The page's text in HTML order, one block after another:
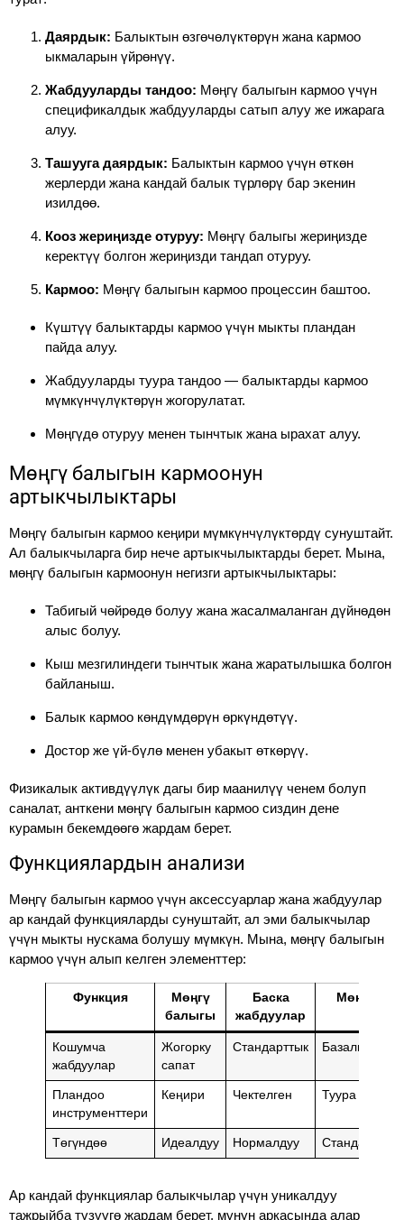
Даярдык: Балыктын өзгөчөлүктөрүн жана кармоо
ыкмаларын үйрөнүү.
Жабдууларды тандоо: Мөңгү балыгын кармоо үчүн
спецификалдык жабдууларды сатып алуу же ижарага
алуу.
Ташууга даярдык: Балыктын кармоо үчүн өткөн
жерлерди жана кандай балык түрлөрү бар экенин
изилдөө.
Кооз жериңизде отуруу: Мөңгү балыгы жериңизде
керектүү болгон жериңизди тандап отуруу.
Кармоо: Мөңгү балыгын кармоо процессин баштоо.
Күштүү балыктарды кармоо үчүн мыкты пландан
пайда алуу.
Жабдууларды туура тандоо — балыктарды кармоо
мүмкүнчүлүктөрүн жогорулатат.
Мөңгүдө отуруу менен тынчтык жана ырахат алуу.
Мөңгү балыгын кармоонун
артыкчылыктары
Мөңгү балыгын кармоо кеңири мүмкүнчүлүктөрдү сунуштайт.
Ал балыкчыларга бир нече артыкчылыктарды берет. Мына,
мөңгү балыгын кармоонун негизги артыкчылыктары:
Табигый чөйрөдө болуу жана жасалмаланган дүйнөдөн
алыс болуу.
Кыш мезгилиндеги тынчтык жана жаратылышка болгон
байланыш.
Балык кармоо көндүмдөрүн өркүндөтүү.
Достор же үй-бүлө менен убакыт өткөрүү.
Физикалык активдүүлүк дагы бир маанилүү ченем болуп
саналат, анткени мөңгү балыгын кармоо сиздин дене
курамын бекемдөөгө жардам берет.
Функциялардын анализи
Мөңгү балыгын кармоо үчүн аксессуарлар жана жабдуулар
ар кандай функцияларды сунуштайт, ал эми балыкчылар
үчүн мыкты нускама болушу мүмкүн. Мына, мөңгү балыгын
кармоо үчүн алып келген элементтер:
Функция
Мөңгү
балыгы
Баска
жабдуулар
Мөндүк
Кошумча
жабдуулар
Жогорку
сапат
Стандарттык Базалык
Пландоо
инструменттери
Кеңири Чектелген Туура
Төгүндөө Идеалдуу Нормалдуу Стандарттык
Ар кандай функциялар балыкчылар үчүн уникалдуу
тажрыйба түзүүгө жардам берет, мунун аркасында алар